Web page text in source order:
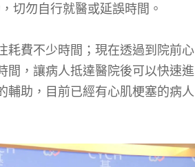
切勿自行就醫或延誤時間。
耗費不少時間；現在透過到院前心
間，讓病人抵達醫院後可以快速進
輔助，目前已經有心肌梗塞的病人